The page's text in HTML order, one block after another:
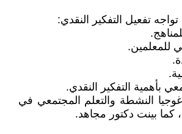
تواجه تفعيل التفكير النقدي:
للمعلمين.
بأهمية التفكير النقدي.
النشطة والتعلم المجتمعي في
كما بينت دكتور مجاهد.